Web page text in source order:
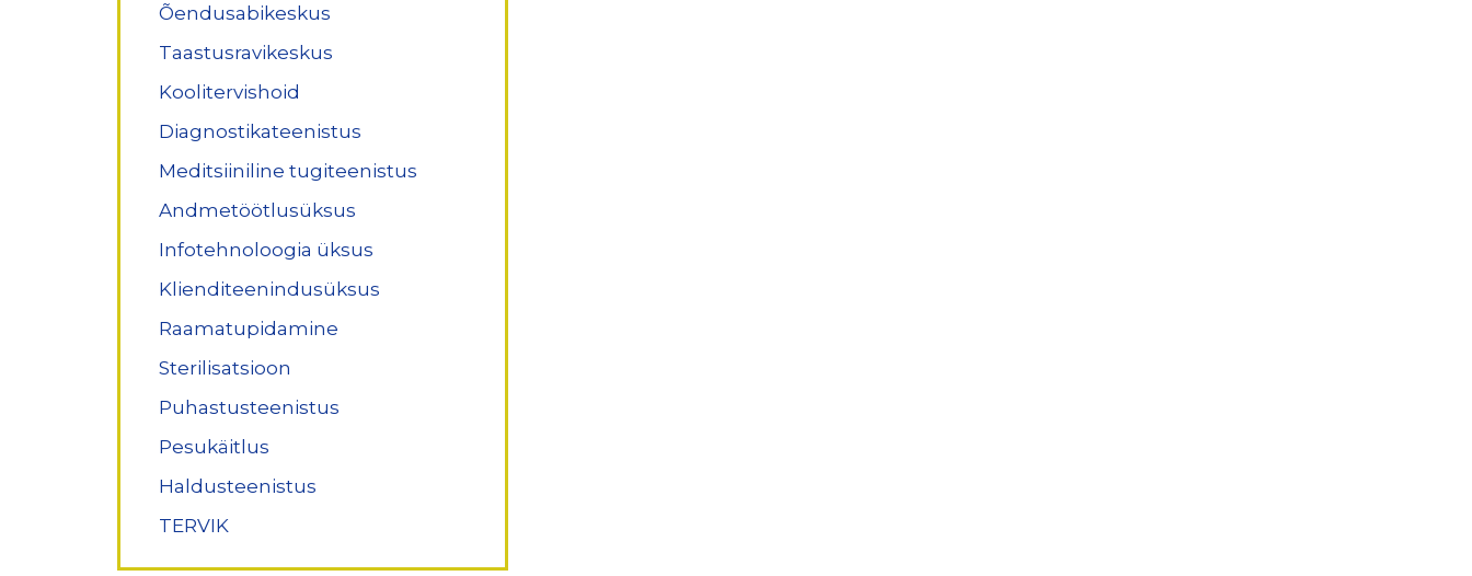
Õendusabikeskus
Taastusravikeskus
Koolitervishoid
Diagnostikateenistus
Meditsiiniline tugiteenistus
Andmetöötlusüksus
Infotehnoloogia üksus
Klienditeenindusüksus
Raamatupidamine
Sterilisatsioon
Puhastusteenistus
Pesukäitlus
Haldusteenistus
TERVIK